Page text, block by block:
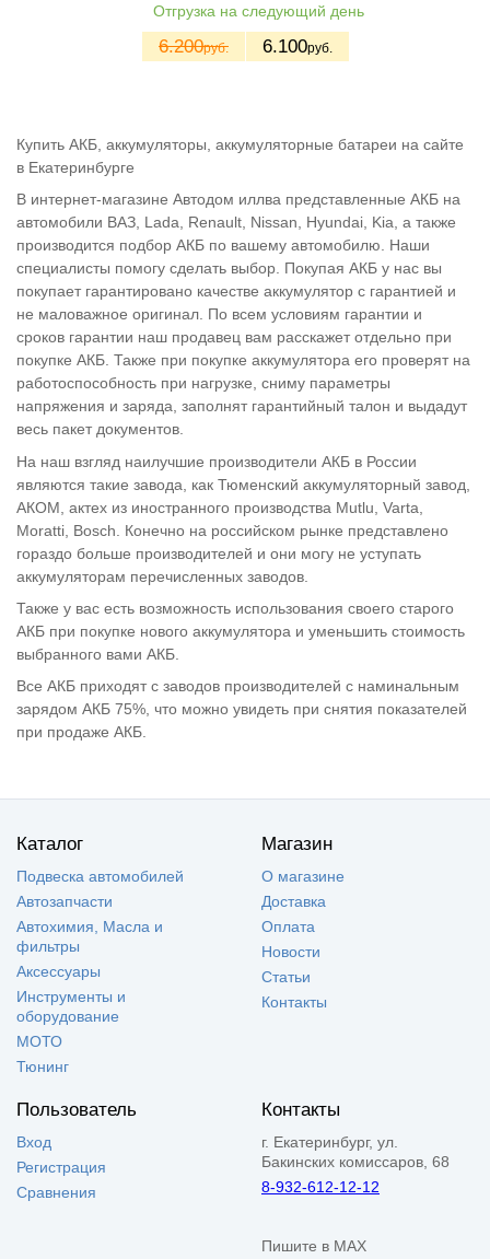
Отгрузка на следующий день
6.200руб. 6.100руб.
Купить АКБ, аккумуляторы, аккумуляторные батареи на сайте
в Екатеринбурге
В интернет-магазине Автодом иллва представленные АКБ на
автомобили ВАЗ, Lada, Renault, Nissan, Hyundai, Kia, а также
производится подбор АКБ по вашему автомобилю. Наши
специалисты помогу сделать выбор. Покупая АКБ у нас вы
покупает гарантировано качестве аккумулятор с гарантией и
не маловажное оригинал. По всем условиям гарантии и
сроков гарантии наш продавец вам расскажет отдельно при
покупке АКБ. Также при покупке аккумулятора его проверят на
работоспособность при нагрузке, сниму параметры
напряжения и заряда, заполнят гарантийный талон и выдадут
весь пакет документов.
На наш взгляд наилучшие производители АКБ в России
являются такие завода, как Тюменский аккумуляторный завод,
АКОМ, актех из иностранного производства Mutlu, Varta,
Moratti, Bosch. Конечно на российском рынке представлено
гораздо больше производителей и они могу не уступать
аккумуляторам перечисленных заводов.
Также у вас есть возможность использования своего старого
АКБ при покупке нового аккумулятора и уменьшить стоимость
выбранного вами АКБ.
Все АКБ приходят с заводов производителей с наминальным
зарядом АКБ 75%, что можно увидеть при снятия показателей
при продаже АКБ.
Каталог
Подвеска автомобилей
Автозапчасти
Автохимия, Масла и
фильтры
Аксессуары
Инструменты и
оборудование
МОТО
Тюнинг
Магазин
О магазине
Доставка
Оплата
Новости
Статьи
Контакты
Пользователь
Вход
Регистрация
Сравнения
Контакты
г. Екатеринбург, ул.
Бакинских комиссаров, 68
8-932-612-12-12
Пишите в MAX